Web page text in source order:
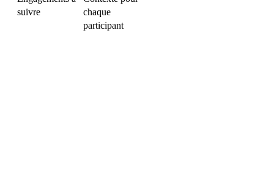
suivre
chaque
participant